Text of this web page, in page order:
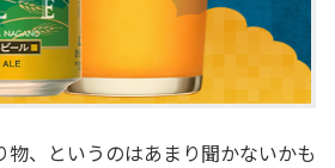
、というのはあまり聞かないかも